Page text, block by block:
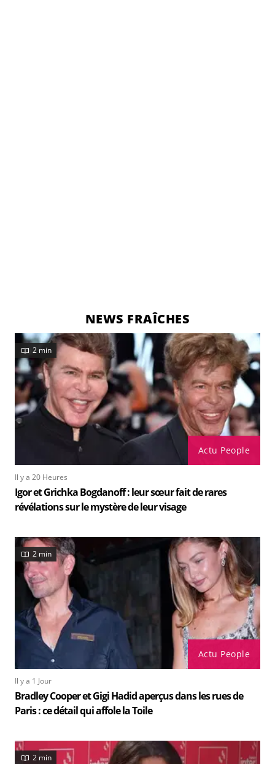
NEWS FRAÎCHES
Actu People
2 min
Il y a 20 Heures
Igor et Grichka Bogdanoff : leur sœur fait de rares
révélations sur le mystère de leur visage
Actu People
2 min
Il y a 1 Jour
Bradley Cooper et Gigi Hadid aperçus dans les rues de
Paris : ce détail qui affole la Toile
2 min